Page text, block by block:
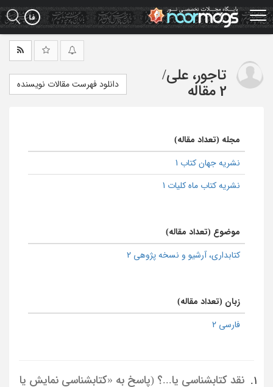
Skip
to
main
تاجور، علی/
2 مقاله
دانلود فهرست مقالات نویسنده
مجله (تعداد مقاله)
نشریه جهان کتاب 1
نشریه کتاب ماه کلیات 1
موضوع (تعداد مقاله)
كتابداری، آرشیو و نسخه پژوهی 2
زبان (تعداد مقاله)
فارسی 2
1.
نقد کتابشناسی یا...؟ (پاسخ به «کتابشناسی نمایش یا